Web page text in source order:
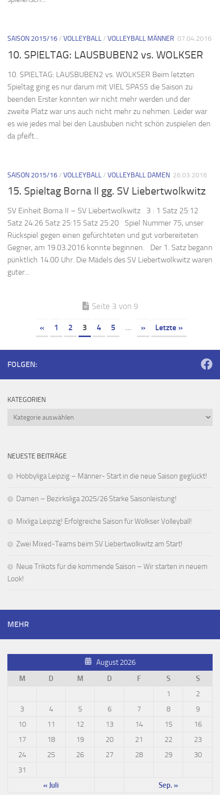
SAISON 2015/16/ VOLLEYBALL/ VOLLEYBALL MÄNNER 07.04.2016
10. SPIELTAG: LAUSBUBEN2 vs. WOLKSER
10. SPIELTAG: LAUSBUBEN2 vs. WOLKSER Beim letzten
Spieltag ging es nur darum mit VIEL SPASS die Saison zu
beenden Erster konnten wir nicht mehr werden und der
zweite Platz war uns auch nicht mehr zu nehmen. Leider war
es wie jedes mal bei den Lausbuben nicht schön zuspielen den
da pfeift...
SAISON 2015/16/ VOLLEYBALL/ VOLLEYBALL DAMEN 26.03.2016
15. Spieltag Borna II gg. SV Liebertwolkwitz
SV Einheit Borna II – SV Liebertwolkwitz 3 : 1 Satz 25:12
Satz 24:26 Satz 25:15 Satz 25:20 Spiel Nummer 75, unser
Rückspiel gegen einen gefürchteten und gut vorbereiteten
Gegner, am 19.03.2016 konnte beginnen. Der 1. Satz begann
pünktlich 14.00 Uhr. Die Mädels des SV Liebertwolkwitz waren
guter...
Seite 3 von 9
« 1 2 3 4 5 ... » Letzte »
FOLGEN:
KATEGORIEN
Kategorien
NEUESTE BEITRÄGE
Hobbyliga Leipzig – Männer- Start in die neue Saison geglückt!
Damen – Bezirksliga 2025/26 Starke Saisonleistung!
Mixliga Leipzig! Erfolgreiche Saison für Wolkser Volleyball!
Zwei Mixed-Teams beim SV Liebertwolkwitz am Start!
Neue Trikots für die kommende Saison – Wir starten in neuem
Look!
MEHR
August 2026
M
D M D F S
S
1
2
3
4 5 6 7 8
9
10
11 12 13 14 15
16
17
18 19 20 21 22
23
24
25 26 27 28 29
30
31
« Juli
Sep. »